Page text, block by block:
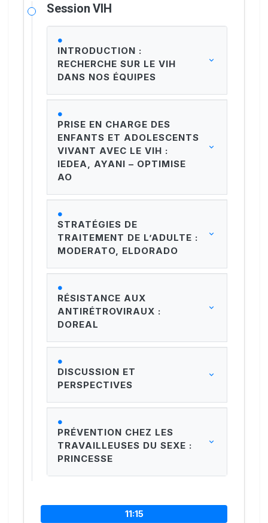
Session VIH
INTRODUCTION :
RECHERCHE SUR LE VIH
DANS NOS ÉQUIPES
PRISE EN CHARGE DES
ENFANTS ET ADOLESCENTS
VIVANT AVEC LE VIH :
IEDEA, AYANI – OPTIMISE
AO
STRATÉGIES DE
TRAITEMENT DE L’ADULTE :
MODERATO, ELDORADO
RÉSISTANCE AUX
ANTIRÉTROVIRAUX :
DOREAL
DISCUSSION ET
PERSPECTIVES
PRÉVENTION CHEZ LES
TRAVAILLEUSES DU SEXE :
PRINCESSE
11:15